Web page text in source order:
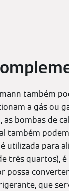
também
a gás ou
as bombas de
também
utilizada para
três quartos),
possa
que